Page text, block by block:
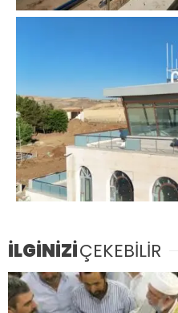
İLGİNİZİÇEKEBİLİR